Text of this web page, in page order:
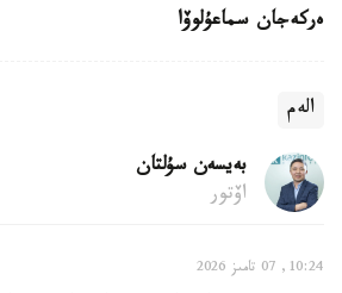
ەركەجان سماعۇلوۆا
الەم
بەيسەن سۇلتان
اۆتور
10:24, 07 تامىز 2026